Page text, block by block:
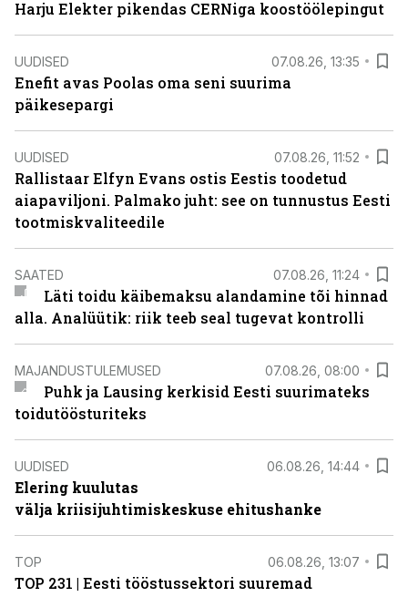
Harju Elekter pikendas CERNiga koostöölepingut
UUDISED 07.08.26, 13:35
Enefit avas Poolas oma seni suurima
päikesepargi
UUDISED 07.08.26, 11:52
Rallistaar Elfyn Evans ostis Eestis toodetud
aiapaviljoni. Palmako juht: see on tunnustus Eesti
tootmiskvaliteedile
SAATED 07.08.26, 11:24
Läti toidu käibemaksu alandamine tõi hinnad
alla. Analüütik: riik teeb seal tugevat kontrolli
MAJANDUSTULEMUSED 07.08.26, 08:00
Puhk ja Lausing kerkisid Eesti suurimateks
toidutöösturiteks
UUDISED 06.08.26, 14:44
Elering kuulutas
välja kriisijuhtimiskeskuse ehitushanke
TOP 06.08.26, 13:07
TOP 231 | Eesti tööstussektori suuremad